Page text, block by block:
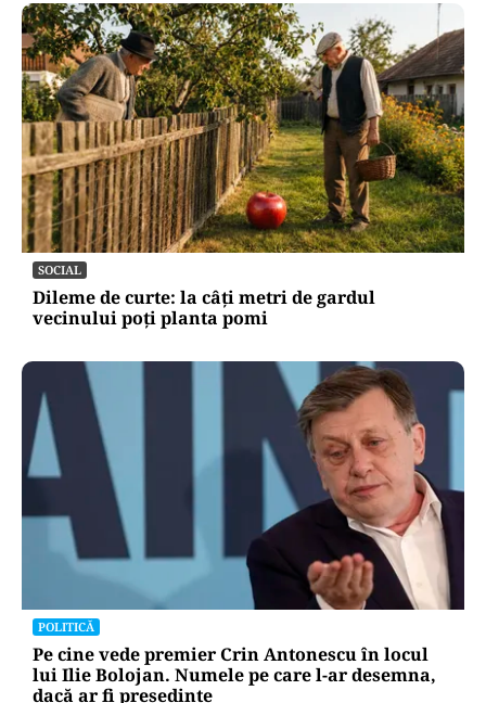
SOCIAL
Dileme de curte: la câți metri de gardul
vecinului poți planta pomi
POLITICĂ
Pe cine vede premier Crin Antonescu în locul
lui Ilie Bolojan. Numele pe care l-ar desemna,
dacă ar fi președinte